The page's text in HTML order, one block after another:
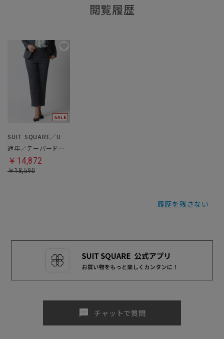
閲覧履歴
SUIT SQUARE／UNIVERSAL LANGUAGE／WHITE
通年／テーパードパンツ
￥14,872
￥18,590
履歴を残さない
sms チャットで質問